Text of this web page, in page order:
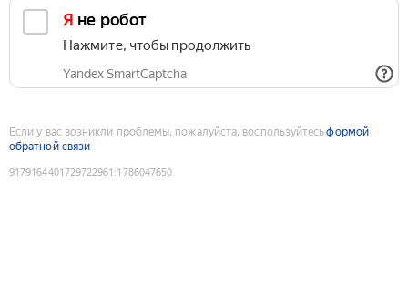
Я не робот
Нажмите, чтобы продолжить
Yandex SmartCaptcha
Если у вас возникли проблемы, пожалуйста, воспользуйтесьформой
обратной связи
9179164401729722961 :1786047650